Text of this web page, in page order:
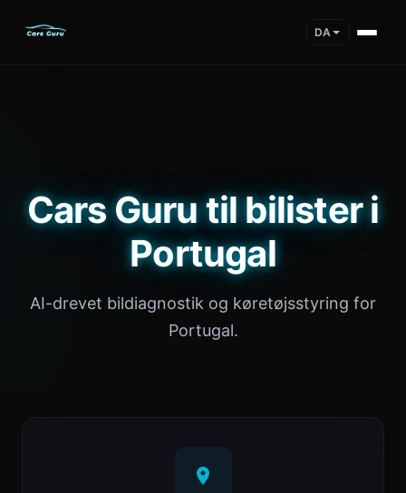
DA
Cars Guru til bilister i
Portugal
AI-drevet bildiagnostik og køretøjsstyring for
Portugal.